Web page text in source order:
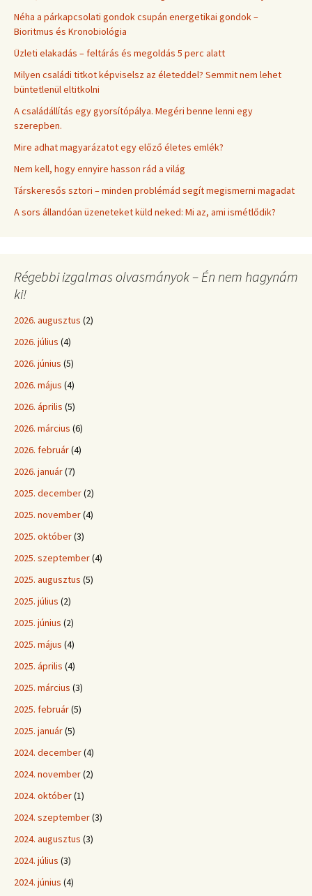
Néha a párkapcsolati gondok csupán energetikai gondok –
Bioritmus és Kronobiológia
Üzleti elakadás – feltárás és megoldás 5 perc alatt
Milyen családi titkot képviselsz az életeddel? Semmit nem lehet
büntetlenül eltitkolni
A családállítás egy gyorsítópálya. Megéri benne lenni egy
szerepben.
Mire adhat magyarázatot egy előző életes emlék?
Nem kell, hogy ennyire hasson rád a világ
Társkeresős sztori – minden problémád segít megismerni magadat
A sors állandóan üzeneteket küld neked: Mi az, ami ismétlődik?
Régebbi izgalmas olvasmányok – Én nem hagynám
ki!
2026. augusztus (2)
2026. július (4)
2026. június (5)
2026. május (4)
2026. április (5)
2026. március (6)
2026. február(4)
2026. január(7)
2025. december(2)
2025. november(4)
2025. október(3)
2025. szeptember(4)
2025. augusztus (5)
2025. július (2)
2025. június (2)
2025. május (4)
2025. április (4)
2025. március (3)
2025. február(5)
2025. január(5)
2024. december(4)
2024. november(2)
2024. október(1)
2024. szeptember(3)
2024. augusztus (3)
2024. július (3)
2024. június (4)